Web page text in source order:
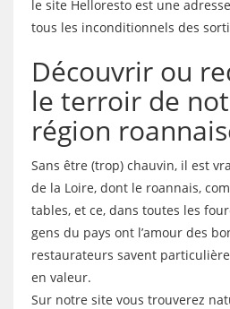
le site Helloresto est une
tous les inconditionnels des
Découvrir ou
le terroir de
région
Sans être (trop) chauvin, il est
de la Loire, dont le roannais,
tables, et ce, dans toutes les
gens du pays ont l’amour des
restaurateurs savent
en valeur.
Sur notre site vous trouverez